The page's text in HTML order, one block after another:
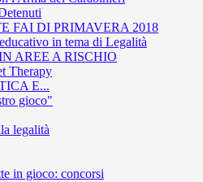
FAI DI PRIMAVERA 2018
in tema di Legalità
AREE A RISCHIO
Therapy
E...
gioco"
legalità
in gioco: concorsi